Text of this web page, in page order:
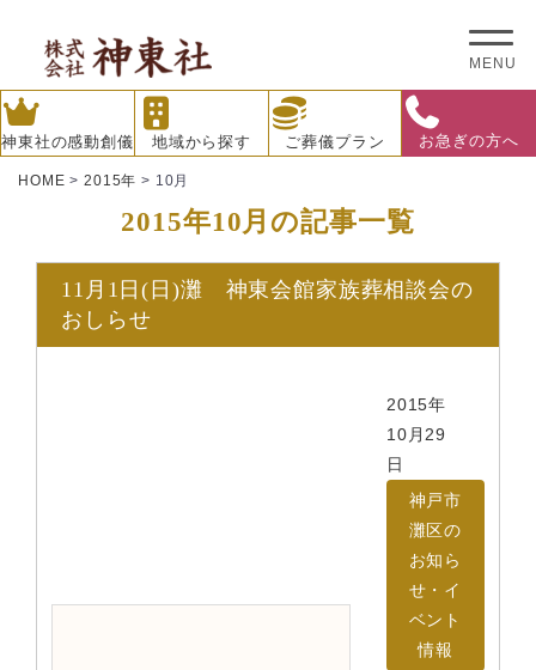
MENU
神東社の感動創儀 地域から探す ご葬儀プラン お急ぎの方へ
HOME > 2015年 > 10月
2015年10月の記事一覧
11月1日(日)灘 神東会館家族葬相談会の
おしらせ
2015年
10月29
日
神戸市
灘区の
お知ら
せ・イ
ベント
情報